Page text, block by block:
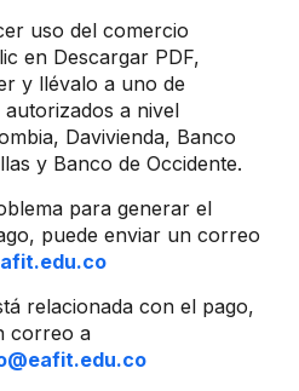
uso del comercio
en Descargar PDF,
y llévalo a uno de
a nivel
Davivienda, Banco
y Banco de Occidente.
para generar el
puede enviar un correo
relacionada con el pago,
correo a